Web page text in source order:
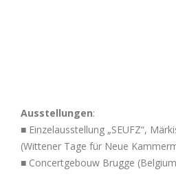
Ausstellungen:
■ Einzelausstellung „SEUFZ“,
(Wittener Tage für Neue
■ Concertgebouw Brugge